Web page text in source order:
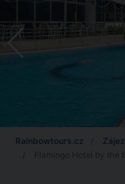
Rainbowtours.cz